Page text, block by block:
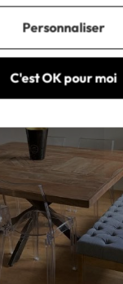
; une petite
et recevez une
Une petite
ouvrées. Merci de
C'est OK pour moi
Personnaliser